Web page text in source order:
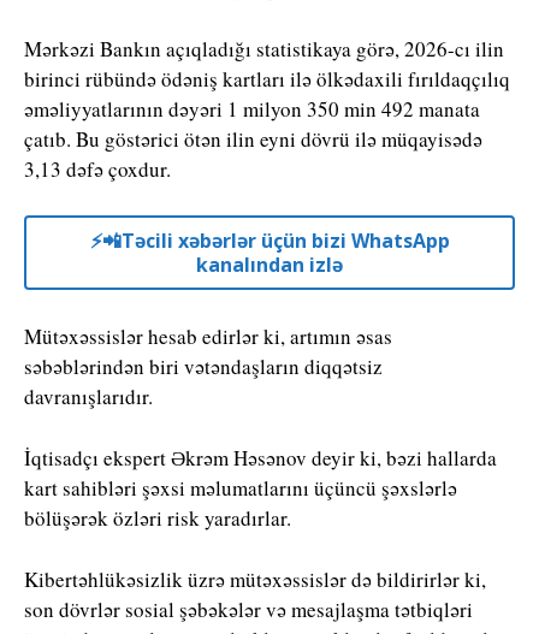
Mərkəzi Bankın açıqladığı statistikaya görə, 2026-cı ilin
birinci rübündə ödəniş kartları ilə ölkədaxili fırıldaqçılıq
əməliyyatlarının dəyəri 1 milyon 350 min 492 manata
çatıb. Bu göstərici ötən ilin eyni dövrü ilə müqayisədə
3,13 dəfə çoxdur.
⚡️📲Təcili xəbərlər üçün bizi WhatsApp
kanalından izlə
Mütəxəssislər hesab edirlər ki, artımın əsas
səbəblərindən biri vətəndaşların diqqətsiz
davranışlarıdır.
İqtisadçı ekspert Əkrəm Həsənov deyir ki, bəzi hallarda
kart sahibləri şəxsi məlumatlarını üçüncü şəxslərlə
bölüşərək özləri risk yaradırlar.
Kibertəhlükəsizlik üzrə mütəxəssislər də bildirirlər ki,
son dövrlər sosial şəbəkələr və mesajlaşma tətbiqləri